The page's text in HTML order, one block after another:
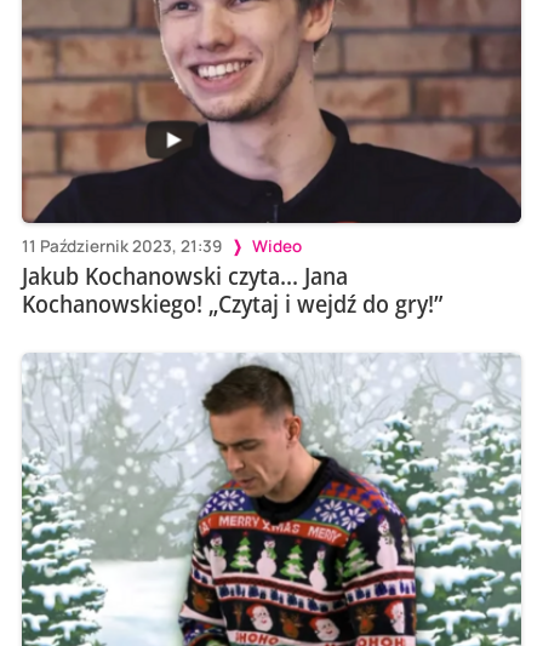
11 Październik 2023, 21:39 Wideo
Jakub Kochanowski czyta... Jana
Kochanowskiego! „Czytaj i wejdź do gry!”